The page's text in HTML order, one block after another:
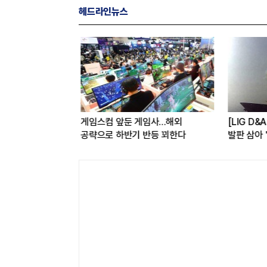
헤드라인뉴스
게임스컴 앞둔 게임사…해외
공략으로 하반기 반등 꾀한다
[LIG
발판 삼아